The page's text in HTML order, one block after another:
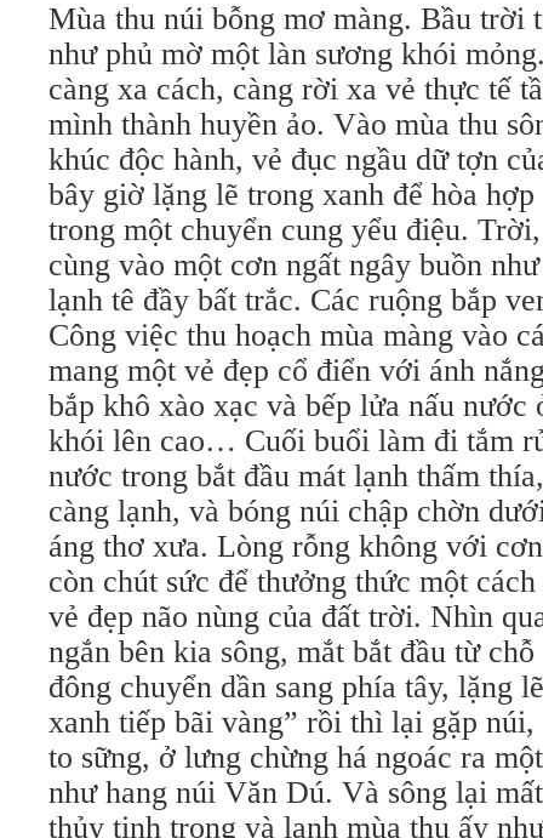
Mùa thu núi bỗng mơ màng. Bầu trời
như phủ mờ một làn sương khói
càng xa cách, càng rời xa vẻ thực tế
mình thành huyền ảo. Vào mùa thu
khúc độc hành, vẻ đục ngầu dữ tợn
bây giờ lặng lẽ trong xanh để hòa
trong một chuyển cung yểu điệu.
cùng vào một cơn ngất ngây buồn
lạnh tê đầy bất trắc. Các ruộng bắp
Công việc thu hoạch mùa màng vào
mang một vẻ đẹp cổ điển với ánh
bắp khô xào xạc và bếp lửa nấu
khói lên cao… Cuối buổi làm đi tắm
nước trong bắt đầu mát lạnh thấm
càng lạnh, và bóng núi chập chờn
áng thơ xưa. Lòng rỗng không với
còn chút sức để thưởng thức một
vẻ đẹp não nùng của đất trời. Nhìn
ngắn bên kia sông, mắt bắt đầu từ
đông chuyển dần sang phía tây, lặng
xanh tiếp bãi vàng” rồi thì lại gặp
to sững, ở lưng chừng há ngoác ra
như hang núi Văn Dú. Và sông lại
thủy tinh trong và lạnh mùa thu ấy